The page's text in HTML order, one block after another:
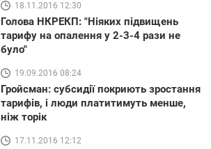
18.11.2016 12:30
Голова НКРЕКП: "Ніяких підвищень
тарифу на опалення у 2-3-4 рази не
було"
19.09.2016 08:24
Гройсман: субсидії покриють зростання
тарифів, і люди платитимуть менше,
ніж торік
17.11.2016 12:12